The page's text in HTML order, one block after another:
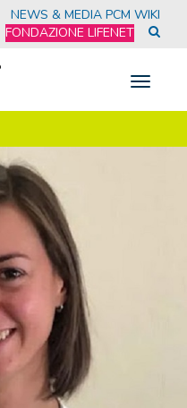
NEWS & MEDIA PCM WIKI
FONDAZIONE LIFENET
Toggle